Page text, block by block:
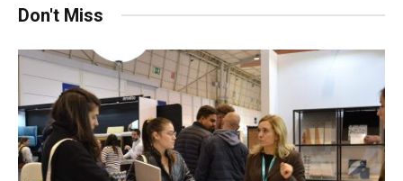
Don't Miss